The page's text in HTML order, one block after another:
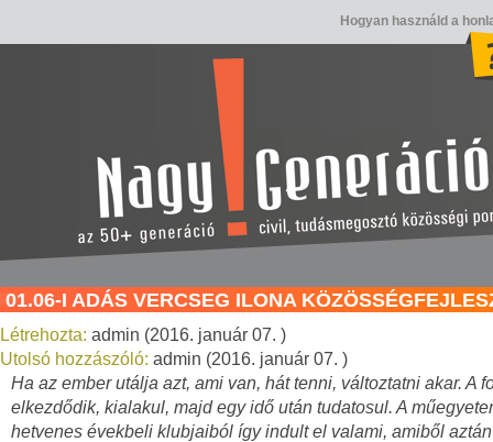
Hogyan használd a
01.06-I ADÁS VERCSEG ILONA
Létrehozta: admin (2016. január 07. )
Utolsó hozzászóló: admin (2016. január 07. )
Ha az ember utálja azt, ami van, hát tenni, változtatni akar. A
elkezdődik, kialakul, majd egy idő után tudatosul. A
hetvenes évekbeli klubjaiból így indult el valami, amiből